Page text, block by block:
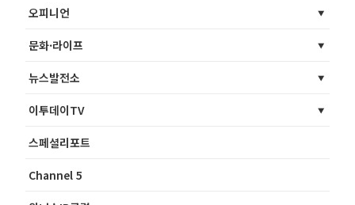
오피니언
문화·라이프
뉴스발전소
이투데이TV
스페셜리포트
Channel 5